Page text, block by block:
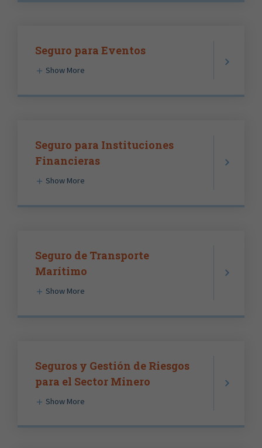
Seguro para Eventos
Show More
Seguro para Instituciones
Financieras
Show More
Seguro de Transporte
Marítimo
Show More
Seguros y Gestión de Riesgos
para el Sector Minero
Show More